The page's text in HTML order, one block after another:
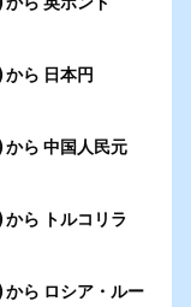
ら 英ポンド
ら 日本円
ら 中国人民元
ら トルコリラ
ら ロシア・ルー